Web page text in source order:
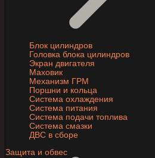
Блок цилиндров
Головка блока цилиндров
Экран двигателя
Маховик
Механизм ГРМ
Поршни и кольца
Система охлаждения
Система питания
Система подачи топлива
Система смазки
ДВС в сборе
Защита и обвес